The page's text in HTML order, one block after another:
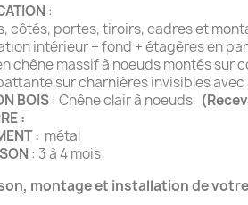
:
côtés, portes, tiroirs, cadres et
intérieur + fond + étagères en
chêne massif à noeuds montés sur
sur charnières invisibles
BOIS: Chêne clair à noeuds
:
: métal
: 3 à 4 mois
montage et installation de